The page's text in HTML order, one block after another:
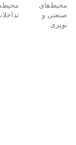
محیط‌های
صنعتی و
نویزی